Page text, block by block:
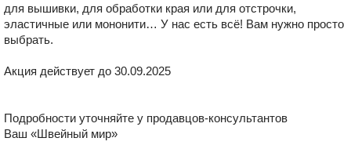
для вышивки, для обработки края или для отстрочки,
эластичные или мононити… У нас есть всё! Вам нужно просто
выбрать.
Акция действует до 30.09.2025
Подробности уточняйте у продавцов-консультантов
Ваш «Швейный мир»